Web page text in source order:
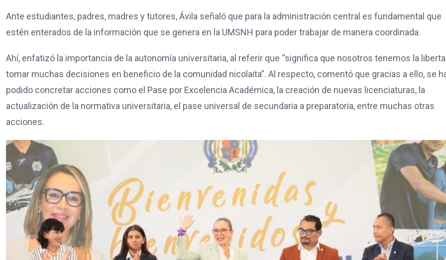
Ante estudiantes, padres, madres y tutores, Ávila señaló que para la administración central es fundamental que
estén enterados de la información que se genera en la UMSNH para poder trabajar de manera coordinada.
Ahí, enfatizó la importancia de la autonomía universitaria, al referir que “significa que nosotros tenemos la
tomar muchas decisiones en beneficio de la comunidad nicolaita”. Al respecto, comentó que gracias a ello, se
podido concretar acciones como el Pase por Excelencia Académica, la creación de nuevas licenciaturas, la
actualización de la normativa universitaria, el pase universal de secundaria a preparatoria, entre muchas otras
acciones.